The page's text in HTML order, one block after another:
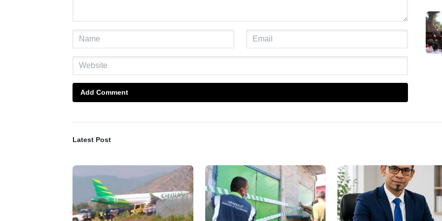
Add Comment
Latest Post